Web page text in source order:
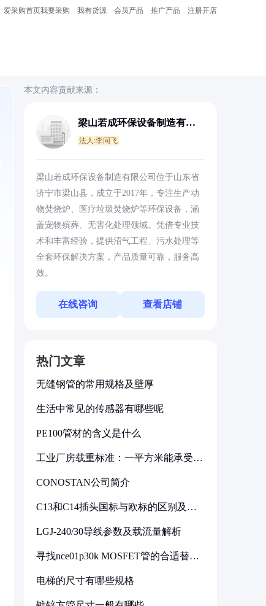
爱采购首页我要采购 我有货源 会员产品 推广产品 注册开店
本文内容贡献来源：
梁山若成环保设备制造有限
法人:李同飞
梁山若成环保设备制造有限公司位于山东省
济宁市梁山县，成立于2017年，专注生产动
物焚烧炉、医疗垃圾焚烧炉等环保设备，涵
盖宠物殡葬、无害化处理领域。凭借专业技
术和丰富经验，提供沼气工程、污水处理等
全套环保解决方案，产品质量可靠，服务高
效。
在线咨询 查看店铺
热门文章
无缝钢管的常用规格及壁厚
生活中常见的传感器有哪些呢
PE100管材的含义是什么
工业厂房载重标准：一平方米能承受多
CONOSTAN公司简介
C13和C14插头国标与欧标的区别及其
LGJ-240/30导线参数及载流量解析
寻找nce01p30k MOSFET管的合适替代
电梯的尺寸有哪些规格